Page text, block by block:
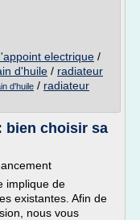
electrique /
d'huile / radiateur
d'huile / radiateur
bien choisir sa
implique de
existantes. Afin de
nous vous